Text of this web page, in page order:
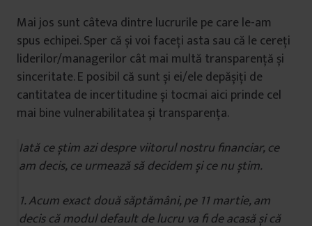
Mai jos sunt câteva dintre lucrurile pe care le-am
spus echipei. Sper că și voi faceți asta sau că le cereți
liderilor/managerilor cât mai multă transparență și
sinceritate. E posibil că sunt și ei/ele depășiți de
cantitatea de incertitudine și tocmai aici prinde cel
mai bine vulnerabilitatea și transparența.
Iată ce știm azi despre viitorul nostru financiar, ce
am decis, ce urmează să decidem și ce nu știm.
1. Acum exact două săptămâni, pe 11 martie, am
decis că modul default de lucru va fi de acasă și că